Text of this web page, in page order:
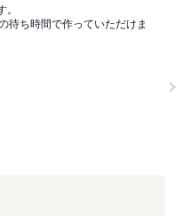
待ち時間で作っていただけま